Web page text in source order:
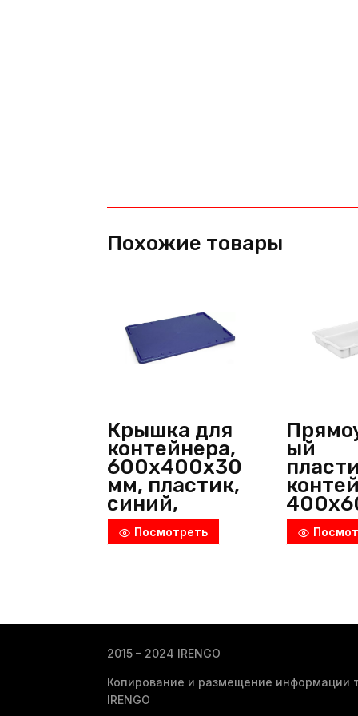
Похожие товары
Крышка для
контейнера,
600х400х30
мм, пластик,
синий,
Россия
(Пластик)
Посмотреть
ый
мм,
2015 – 2024 IRENGO
Копирование и размещение информации
IRENGO